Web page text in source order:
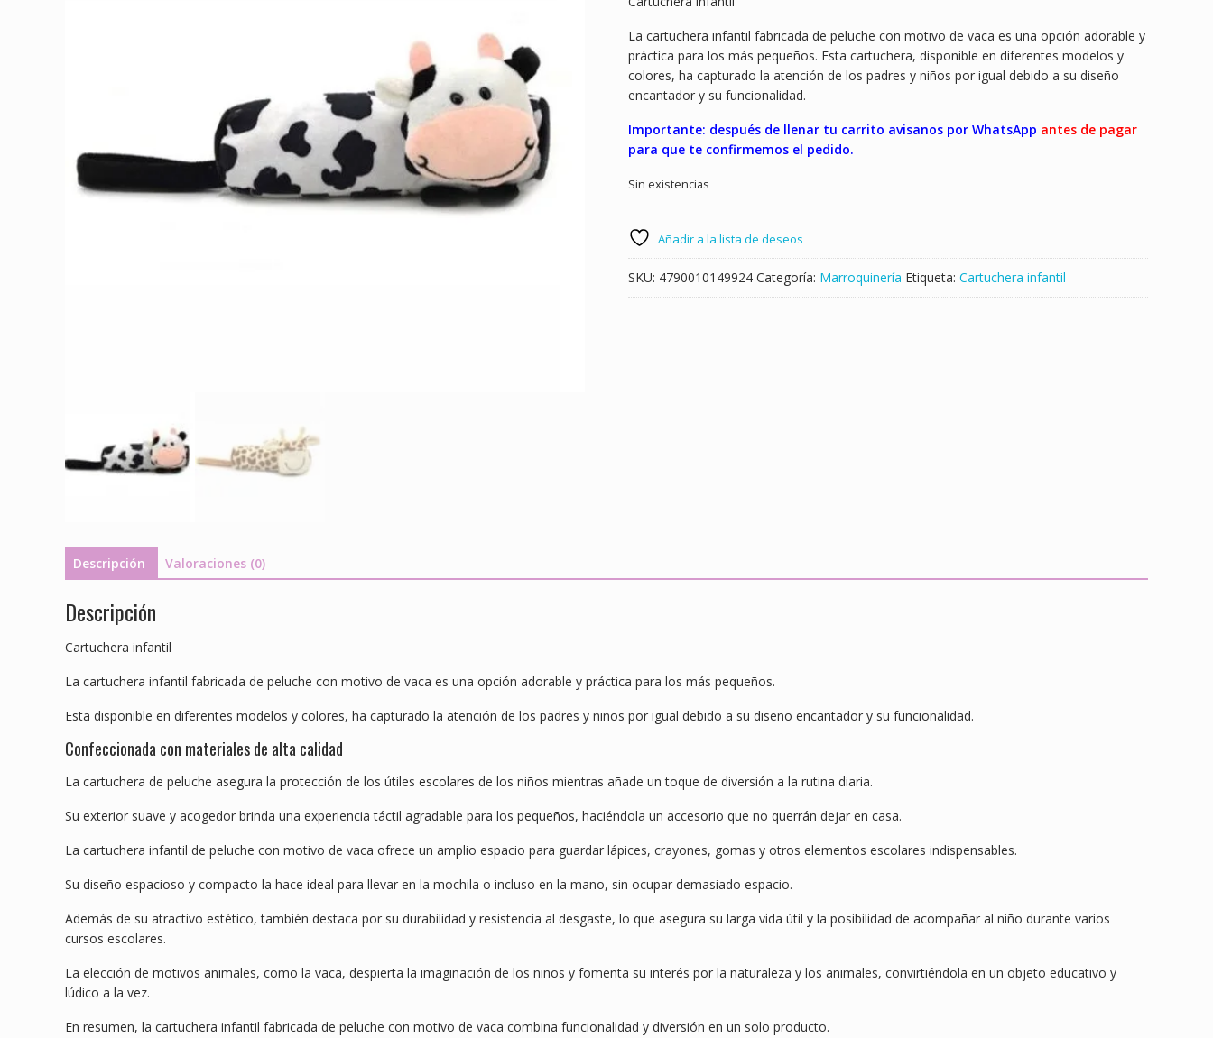
La cartuchera infantil fabricada de peluche con motivo de vaca es una opción adorable y
práctica para los más pequeños. Esta cartuchera, disponible en diferentes modelos y
colores, ha capturado la atención de los padres y niños por igual debido a su diseño
encantador y su funcionalidad.
Importante: después de llenar tu carrito avisanos por WhatsApp antes de pagar
para que te confirmemos el pedido.
Sin existencias
Añadir a la lista de deseos
SKU: 4790010149924 Categoría: Marroquinería Etiqueta: Cartuchera infantil
Descripción Valoraciones (0)
Descripción
Cartuchera infantil
La cartuchera infantil fabricada de peluche con motivo de vaca es una opción adorable y práctica para los más pequeños.
Esta disponible en diferentes modelos y colores, ha capturado la atención de los padres y niños por igual debido a su diseño encantador y su funcionalidad.
Confeccionada con materiales de alta calidad
La cartuchera de peluche asegura la protección de los útiles escolares de los niños mientras añade un toque de diversión a la rutina diaria.
Su exterior suave y acogedor brinda una experiencia táctil agradable para los pequeños, haciéndola un accesorio que no querrán dejar en casa.
La cartuchera infantil de peluche con motivo de vaca ofrece un amplio espacio para guardar lápices, crayones, gomas y otros elementos escolares indispensables.
Su diseño espacioso y compacto la hace ideal para llevar en la mochila o incluso en la mano, sin ocupar demasiado espacio.
Además de su atractivo estético, también destaca por su durabilidad y resistencia al desgaste, lo que asegura su larga vida útil y la posibilidad de acompañar al niño durante varios
cursos escolares.
La elección de motivos animales, como la vaca, despierta la imaginación de los niños y fomenta su interés por la naturaleza y los animales, convirtiéndola en un objeto educativo y
lúdico a la vez.
En resumen, la cartuchera infantil fabricada de peluche con motivo de vaca combina funcionalidad y diversión en un solo producto.